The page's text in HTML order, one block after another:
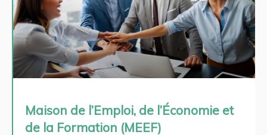
Maison de l’Emploi, de l’Économie et
de la Formation (MEEF)